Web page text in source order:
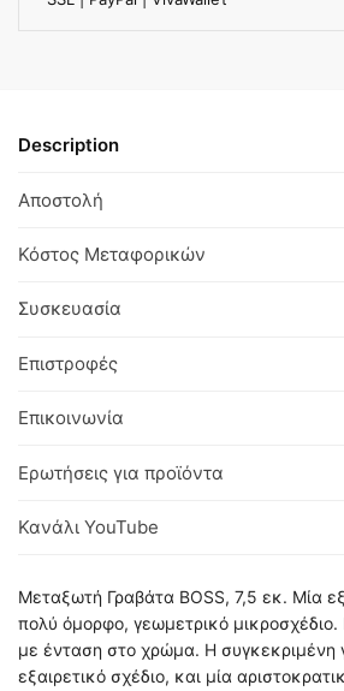
Description
Αποστολή
Κόστος Μεταφορικών
Συσκευασία
Επιστροφές
Επικοινωνία
Ερωτήσεις για προϊόντα
Κανάλι YouTube
Μεταξωτή Γραβάτα BOSS, 7,5 εκ. Μία
πολύ όμορφο, γεωμετρικό
με ένταση στο χρώμα. Η συγκεκριμένη
εξαιρετικό σχέδιο, και μία